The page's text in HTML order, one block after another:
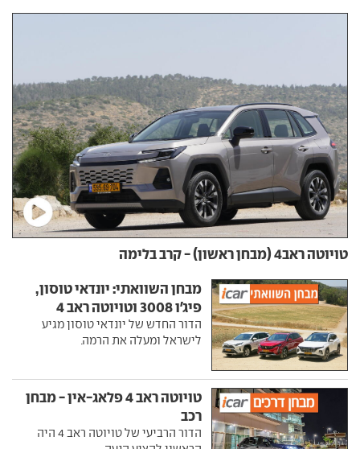
טויוטה ראב4 (מבחן ראשון) - קרב בלימה
מבחן השוואתי: יונדאי טוסון,
פיג'ו 3008 וטויוטה ראב 4
הדור החדש של יונדאי טוסון מגיע
לישראל ומעלה את הרמה.
טויוטה ראב 4 פלאג-אין - מבחן
רכב
הדור הרביעי של טויוטה ראב 4 היה